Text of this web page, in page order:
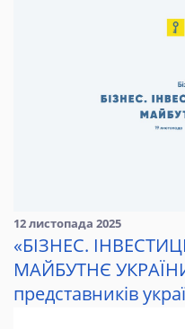
12 листопада 2025
«БІЗНЕС.
МАЙБУТНЄ
представників